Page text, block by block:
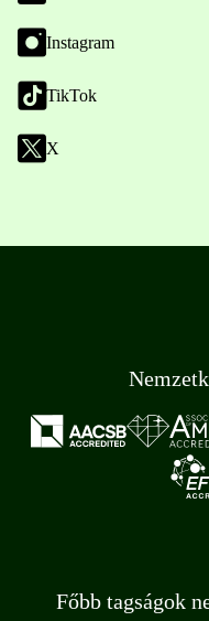
Instagram
TikTok
X
Főbb tagságok